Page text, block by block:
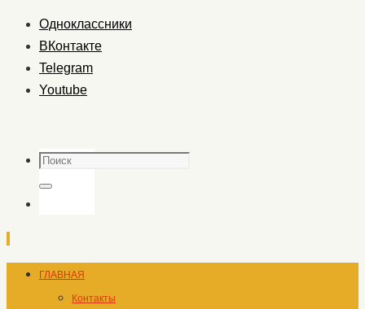
Одноклассники
ВКонтакте
Telegram
Youtube
Поиск
Поиск
ПерейтиГЛАВНАЯ
Контакты